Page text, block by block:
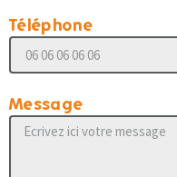
Téléphone
Message